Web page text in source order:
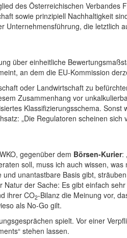
des Österreichischen Verbandes
sowie prinzipiell Nachhaltigkeit
Unternehmensführung, die letztlich
über einheitliche
an dem die EU-Kommission
oder Landwirtschaft zu
Zusammenhang vor
Klassifizierungsschema. Sonst
„Die Regulatoren scheinen sich
gegenüber dem Börsen-Kurier:
soll, muss ich auch wissen, was
unantastbare Basis gibt,
der Sache: Es gibt einfach
ihrer CO2-Bilanz die Meinung vor,
als No-Go gilt.
spielt. Vor einer
stehen lassen.